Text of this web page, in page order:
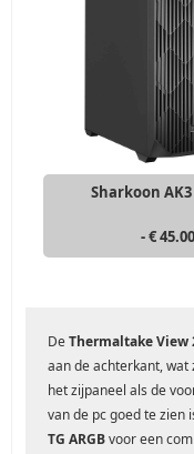
Sharkoon
- € 45.00
DeThermaltake View
aan de achterkant,
het zijpaneel als de
van de pc goed te zien
TG ARGBvoor een